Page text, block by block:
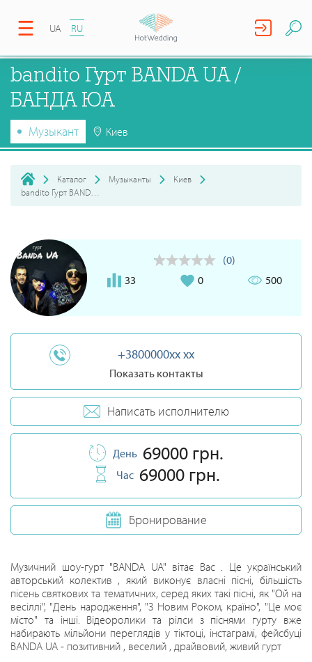
UA RU
bandito Гурт BANDA UA /
БАНДА ЮА
Музыкант Киев
Каталог Музыканты
Киев
(0)
33
0 500
+3800000xx xx
Показать контакты
Написать исполнителю
День 69000 грн.
Час 69000 грн.
Бронирование
Музичний шоу-гурт "BANDA UA" вітає Вас . Це український
авторський колектив , який виконує власні пісні, більшість
пісень святкових та тематичних, серед яких такі пісні, як "Ой на
весіллі", "День народження", "З Новим Роком, країно", "Це моє
місто" та інші. Відеоролики та рілси з піснями гурту вже
набирають мільйони переглядів у тіктоці, інстаграмі, фейсбуці
BANDA UA - позитивний , веселий , драйвовий, живий гурт